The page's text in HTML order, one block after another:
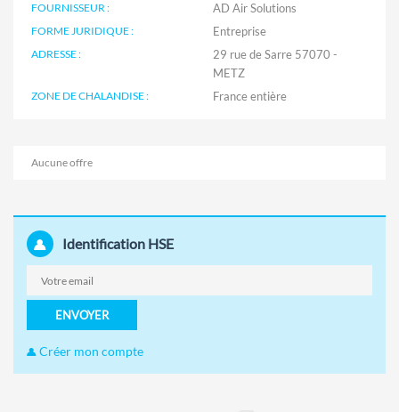
FOURNISSEUR : AD Air Solutions
FORME JURIDIQUE : Entreprise
ADRESSE :
29 rue de Sarre 57070 -
METZ
ZONE DE CHALANDISE :
Aucune offre
Identification HSE
ENVOYER
Créer mon compte